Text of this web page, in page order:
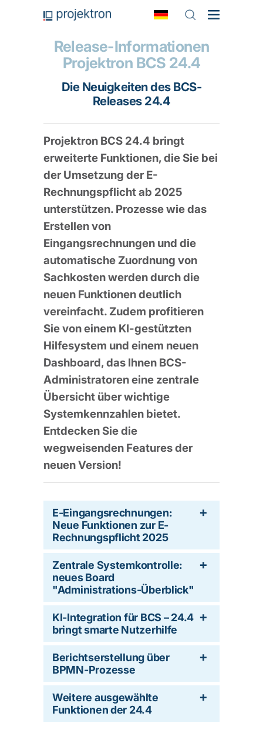
Release-Informationen
Projektron BCS 24.4
Die Neuigkeiten des BCS-
Releases 24.4
Projektron BCS 24.4 bringt
erweiterte Funktionen, die Sie bei
der Umsetzung der E-
Rechnungspflicht ab 2025
unterstützen. Prozesse wie das
Erstellen von
Eingangsrechnungen und die
automatische Zuordnung von
Sachkosten werden durch die
neuen Funktionen deutlich
vereinfacht. Zudem profitieren
Sie von einem KI-gestützten
Hilfesystem und einem neuen
Dashboard, das Ihnen BCS-
Administratoren eine zentrale
Übersicht über wichtige
Systemkennzahlen bietet.
Entdecken Sie die
wegweisenden Features der
neuen Version!
E-Eingangsrechnungen:
Neue Funktionen zur E-
Rechnungspflicht 2025
Zentrale Systemkontrolle:
neues Board
"Administrations-Überblick"
KI-Integration für BCS – 24.4
bringt smarte Nutzerhilfe
Berichtserstellung über
BPMN-Prozesse
Weitere ausgewählte
Funktionen der 24.4